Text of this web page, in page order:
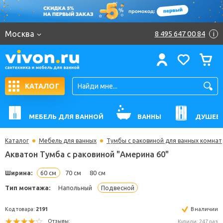
Москва 8 495 647 00 84 i
КАТАЛОГ
МЕБЕЛЬ ДЛЯ ВАННОЙ ВАННЫ
Каталог Мебель для ванных Тумбы с раковиной для ванных комнат
Акватон Тумба с раковиной "Америна 60"
Ширина: 60 см 70 см 80 см
Тип монтажа: